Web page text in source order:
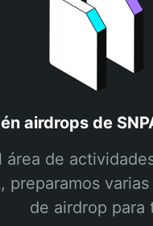
airdrops de
área de
preparamos
de airdrop para